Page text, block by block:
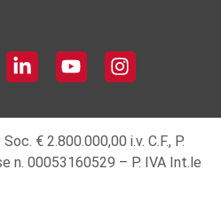
€ 2.800.000,00 i.v. C.F., P.
n. 00053160529 – P. IVA Int.le